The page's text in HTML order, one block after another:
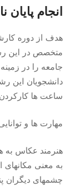
انجام
هدف از دوره
متخصص در این
جامعه را در
دانشجویان این
ساعت ها کارکردن
مهارت ها و
هنرمند عکاس به
به معنی مکانهای
چشمهای دیگران